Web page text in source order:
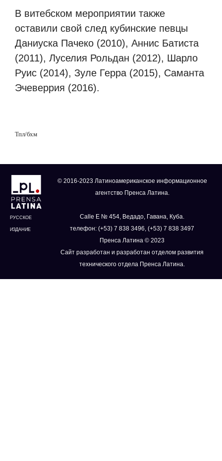
В витебском мероприятии также
оставили свой след кубинские певцы
Даниуска Пачеко (2010), Аннис Батиста
(2011), Луселия Рольдан (2012), Шарло
Руис (2014), Зуле Герра (2015), Саманта
Эчеверрия (2016).
Тпл/бхм
РУССКОЕ
ИЗДАНИЕ
© 2016-2023 Латиноамериканское информационное
агентство Пренса Латина.
Calle E № 454, Ведадо, Гавана, Куба.
телефон: (+53) 7 838 3496, (+53) 7 838 3497
Пренса Латина © 2023
Сайт разработан и разработан отделом развития
технического отдела Пренса Латина.